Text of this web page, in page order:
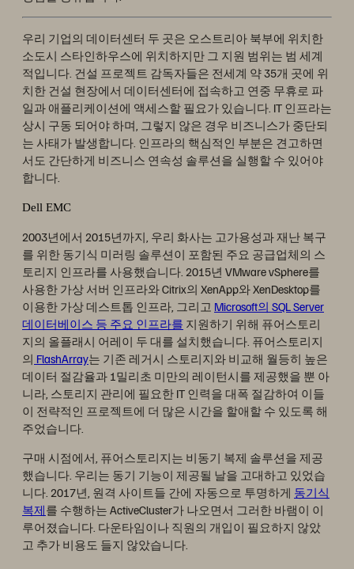
우리 기업의 데이터센터 두 곳은 오스트리아 북부에 위치한
소도시 스타인하우스에 위치하지만 그 지원 범위는 범 세계
적입니다. 건설 프로젝트 감독자들은 전세계 약 35개 곳에 위
치한 건설 현장에서 데이터센터에 접속하고 연중 무휴로 파
일과 애플리케이션에 액세스할 필요가 있습니다. IT 인프라는
상시 구동 되어야 하며, 그렇지 않은 경우 비즈니스가 중단되
는 사태가 발생합니다. 인프라의 핵심적인 부분은 견고하면
서도 간단하게 비즈니스 연속성 솔루션을 실행할 수 있어야
합니다.
Dell EMC
2003년에서 2015년까지, 우리 화사는 고가용성과 재난 복구
를 위한 동기식 미러링 솔루션이 포함된 주요 공급업체의 스
토리지 인프라를 사용했습니다. 2015년 VMware vSphere를
사용한 가상 서버 인프라와 Citrix의 XenApp와 XenDesktop를
이용한 가상 데스트톱 인프라, 그리고 Microsoft의 SQL Server
데이터베이스 등 주요 인프라를 지원하기 위해 퓨어스토리
지의 올플래시 어레이 두 대를 설치했습니다. 퓨어스토리지
의 FlashArray는 기존 레거시 스토리지와 비교해 월등히 높은
데이터 절감율과 1밀리초 미만의 레이턴시를 제공했을 뿐 아
니라, 스토리지 관리에 필요한 IT 인력을 대폭 절감하여 이들
이 전략적인 프로젝트에 더 많은 시간을 할애할 수 있도록 해
주었습니다.
구매 시점에서, 퓨어스토리지는 비동기 복제 솔루션을 제공
했습니다. 우리는 동기 기능이 제공될 날을 고대하고 있었습
니다. 2017년, 원격 사이트들 간에 자동으로 투명하게 동기식
복제를 수행하는 ActiveCluster가 나오면서 그러한 바램이 이
루어졌습니다. 다운타임이나 직원의 개입이 필요하지 않았
고 추가 비용도 들지 않았습니다.